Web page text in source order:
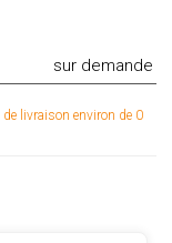
sur demande
livraison environ de 0